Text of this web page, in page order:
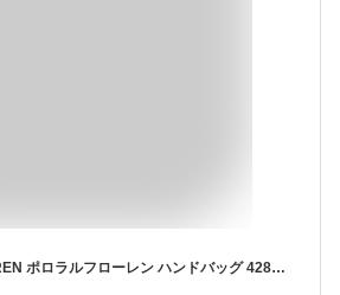
■POLO RALPH LAUREN ポロラルフローレン ハンドバッグ 428978557 ロゴ刺繍 ミディアム トート カゴバッグ ブランド